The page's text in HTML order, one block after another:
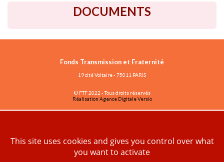
DOCUMENTS
Fonds Transmission et Fraternité
19 cité Voltaire - 75011 PARIS
© FTF 2022 - Tous droits réservés
Réalisation Agence Digitale Versio
ESPACE ASSOCIATIONS
This site uses cookies and gives you control over what
you want to activate